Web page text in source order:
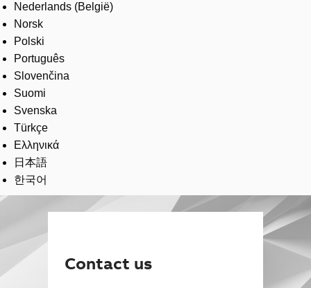
Nederlands (België)
Norsk
Polski
Português
Slovenčina
Suomi
Svenska
Türkçe
Ελληνικά
日本語
한국어
Contact us